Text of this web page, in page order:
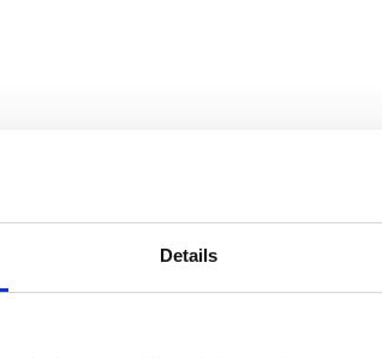
Details
Berikade med sötmandelolja som är
i europeiska parfymhus. Vår